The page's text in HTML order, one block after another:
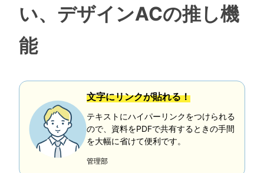
い、デザインACの推し機
能
文字にリンクが貼れる！
テキストにハイパーリンクをつけられる
ので、資料をPDFで共有するときの手間
を大幅に省けて便利です。
管理部